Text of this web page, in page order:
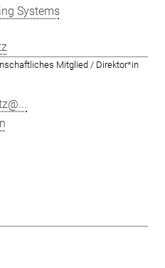
Systems
Mitglied / Direktor*in